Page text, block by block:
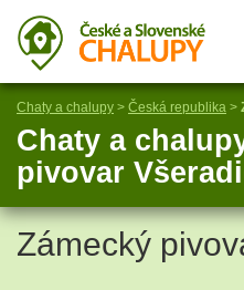
Chaty a chalupy > Česká republika >
Chaty a
pivovar
Zámecký